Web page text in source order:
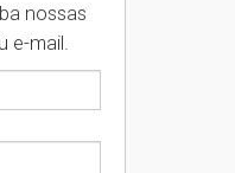
os
nossas
e-mail.